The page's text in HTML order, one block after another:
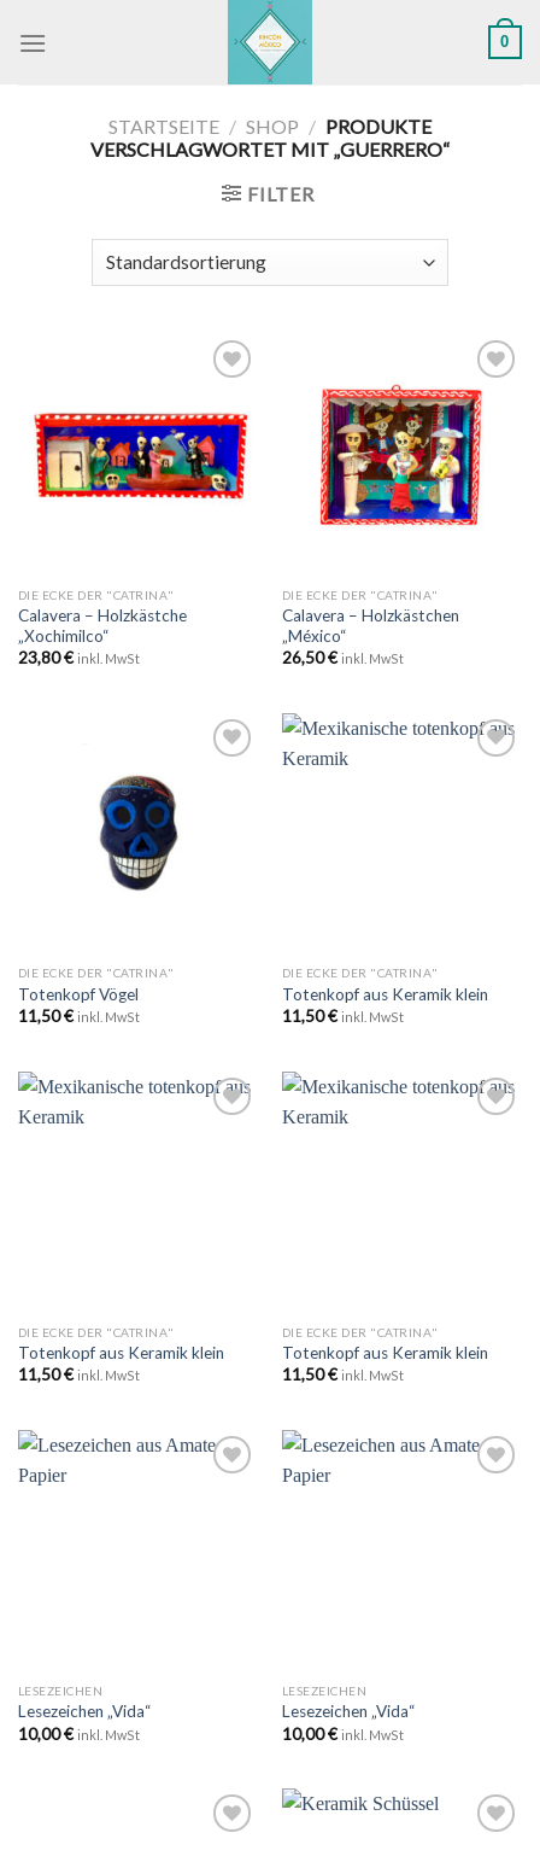
0
STARTSEITE / SHOP / PRODUKTE
VERSCHLAGWORTET MIT „GUERRERO“
FILTER
Wunschliste
hinzufügen
DIE ECKE DER "CATRINA"
Calavera – Holzkästche
„Xochimilco“
23,80€ inkl. MwSt
Zu
Wunschliste
hinzufügen
DIE ECKE DER "CATRINA"
Calavera – Holzkästchen
„México“
26,50€ inkl. MwSt
Wunschliste
hinzufügen
DIE ECKE DER "CATRINA"
Totenkopf Vögel
11,50€ inkl. MwSt
DIE ECKE DER "CATRINA"
Totenkopf aus Keramik klein
11,50€ inkl. MwSt
DIE ECKE DER "CATRINA"
Totenkopf aus Keramik klein
11,50€ inkl. MwSt
DIE ECKE DER "CATRINA"
Totenkopf aus Keramik klein
11,50€ inkl. MwSt
LESEZEICHEN
Lesezeichen „Vida“
10,00€ inkl. MwSt
LESEZEICHEN
Lesezeichen „Vida“
10,00€ inkl. MwSt